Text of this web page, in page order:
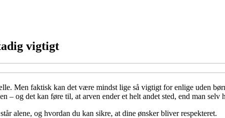
vigtigt
Men faktisk kan det være mindst lige så vigtigt for enlige uden
– og det kan føre til, at arven ender et helt andet sted, end man selv
alene, og hvordan du kan sikre, at dine ønsker bliver respekteret.